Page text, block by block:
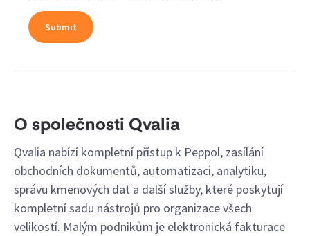
O společnosti Qvalia
Qvalia nabízí kompletní přístup k Peppol, zasílání
obchodních dokumentů, automatizaci, analytiku,
správu kmenových dat a další služby, které poskytují
kompletní sadu nástrojů pro organizace všech
velikostí. Malým podnikům je elektronická fakturace